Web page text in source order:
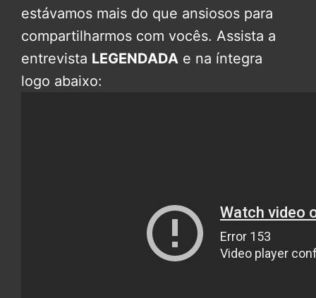
estávamos mais do que ansiosos para
compartilharmos com vocês. Assista a
entrevista LEGENDADA e na íntegra
logo abaixo: